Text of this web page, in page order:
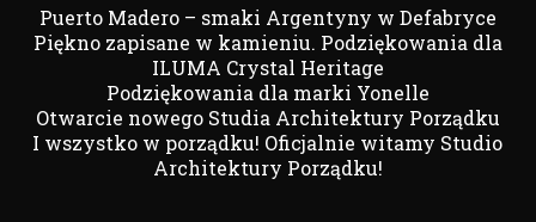
Puerto Madero – smaki Argentyny w Defabryce
Piękno zapisane w kamieniu. Podziękowania dla
ILUMA Crystal Heritage
Podziękowania dla marki Yonelle
Otwarcie nowego Studia Architektury Porządku
I wszystko w porządku! Oficjalnie witamy Studio
Architektury Porządku!